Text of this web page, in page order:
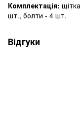
Комплектація:
шт., болти - 4 шт.
Відгуки